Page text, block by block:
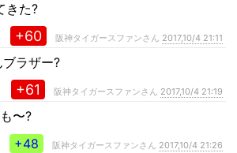
きた?
+60 阪神タイガースファンさん 2017,10/4 21:11
ブラザー?
+61 阪神タイガースファンさん 2017,10/4 21:19
〜?
+48
阪神タイガースファンさん 2017,10/4 21:26